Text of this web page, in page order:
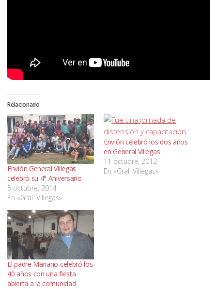
Relacionado
Envión General Villegas
celebró su 4° Aniversario
5 octubre, 2014
En «Gral. Villegas»
Envión celebró los dos años
en General Villegas
11 octubre, 2012
En «Gral. Villegas»
El padre Mariano celebró los
40 años con una fiesta
abierta a la comunidad